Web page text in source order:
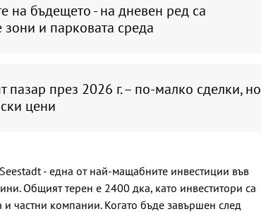
на бъдещето - на дневен ред са
зони и парковата среда
пазар през 2026 г. – по-малко сделки, но
цени
- една от най-мащабните инвестиции във
Общият терен е 2400 дка, като инвеститори са
частни компании. Когато бъде завършен след
От 9 август цените на
финансовите услуги
остават само в евро